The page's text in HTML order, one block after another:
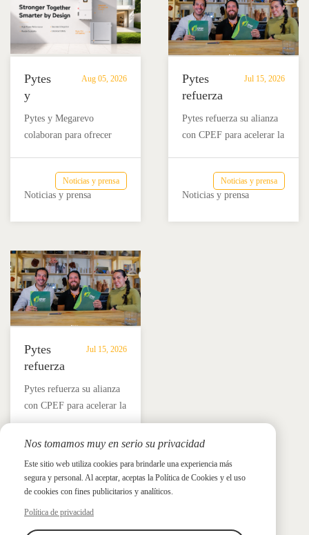
Aug 05, 2026
Pytes
y
Megarevo
refuerzan
alianza
impulsar
de
energía
residencial.
Pytes y Megarevo
colaboran para ofrecer
energía residencial que
combinan la batería Pytes
para un respaldo solar
fiable e independencia
energética.
Noticias y prensa
Noticias y prensa
Jul 15, 2026
Pytes
refuerza
su
alianza
CPEF
impulsar
Pytes refuerza su alianza
con CPEF para acelerar la
energía en baterías en
México a través de
Noticias y prensa
Noticias y prensa
Jul 15, 2026
Pytes
refuerza
su
alianza
para
impulsar
el
almacenamiento
de
energía
Pytes refuerza su alianza
con CPEF para acelerar la
adopción del
almacenamiento de
México a través de
formación técnica,
Noticias y prensa
Noticias y prensa
Nos tomamos muy en serio su privacidad
Este sitio web utiliza cookies para brindarle una experiencia más
segura y personal. Al aceptar, aceptas la Política de Cookies y el uso
de cookies con fines publicitarios y analíticos.
Política de privacidad